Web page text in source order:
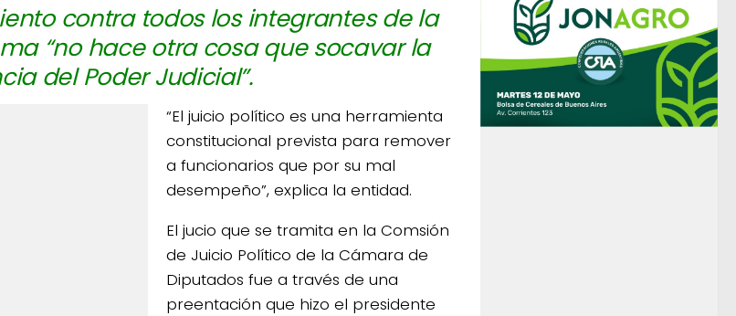
contra todos los integrantes de la
“no hace otra cosa que socavar la
del Poder Judicial”.
“El juicio político es una herramienta
constitucional prevista para remover
a funcionarios que por su mal
desempeño”, explica la entidad.
El jucio que se tramita en la Comsión
de Juicio Político de la Cámara de
Diputados fue a través de una
preentación que hizo el presidente